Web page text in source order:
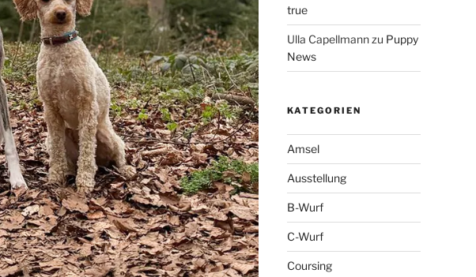
true
Ulla Capellmann zu Puppy
News
KATEGORIEN
Amsel
Ausstellung
B-Wurf
C-Wurf
Coursing